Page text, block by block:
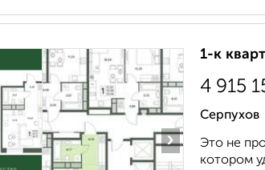
›
1-к
4 915
Серпухов
Это не
котором